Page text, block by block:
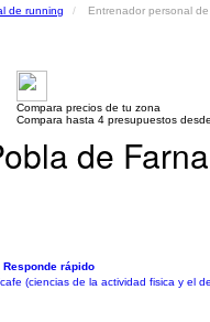
de running Entrenador personal
Compara precios de tu zona
Compara hasta 4 presupuestos
de
Responde rápido
(ciencias de la actividad fisica y el